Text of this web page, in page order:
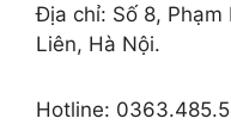
Địa chỉ: Số 8, Phạm
Liên, Hà Nội.
Hotline: